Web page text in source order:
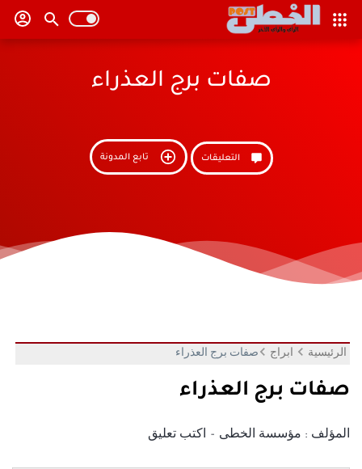
صفات برج العذراء
التعليقات تابع المدونة
الرئيسية ابراج صفات برج العذراء
صفات برج العذراء
المؤلف : مؤسسة الخطى اكتب تعليق